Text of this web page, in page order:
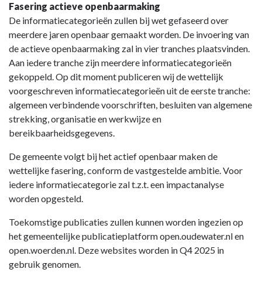
Fasering actieve openbaarmaking
De informatiecategorieën zullen bij wet gefaseerd over
meerdere jaren openbaar gemaakt worden. De invoering van
de actieve openbaarmaking zal in vier tranches plaatsvinden.
Aan iedere tranche zijn meerdere informatiecategorieën
gekoppeld. Op dit moment publiceren wij de wettelijk
voorgeschreven informatiecategorieën uit de eerste tranche:
algemeen verbindende voorschriften, besluiten van algemene
strekking, organisatie en werkwijze en
bereikbaarheidsgegevens.
De gemeente volgt bij het actief openbaar maken de
wettelijke fasering, conform de vastgestelde ambitie. Voor
iedere informatiecategorie zal t.z.t. een impactanalyse
worden opgesteld.
Toekomstige publicaties zullen kunnen worden ingezien op
het gemeentelijke publicatieplatform open.oudewater.nl en
open.woerden.nl. Deze websites worden in Q4 2025 in
gebruik genomen.